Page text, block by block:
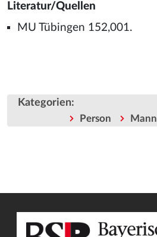
Literatur/Quellen
MU Tübingen 152,001.
Kategorien:
Person Mann